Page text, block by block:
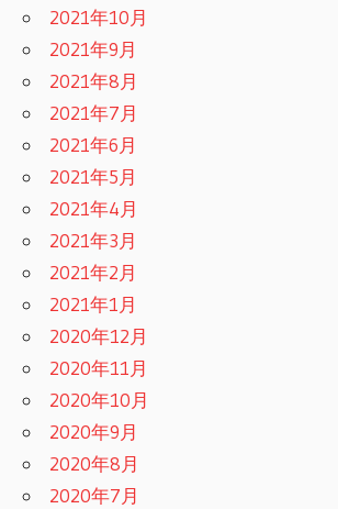
2021年10月
2021年9月
2021年8月
2021年7月
2021年6月
2021年5月
2021年4月
2021年3月
2021年2月
2021年1月
2020年12月
2020年11月
2020年10月
2020年9月
2020年8月
2020年7月